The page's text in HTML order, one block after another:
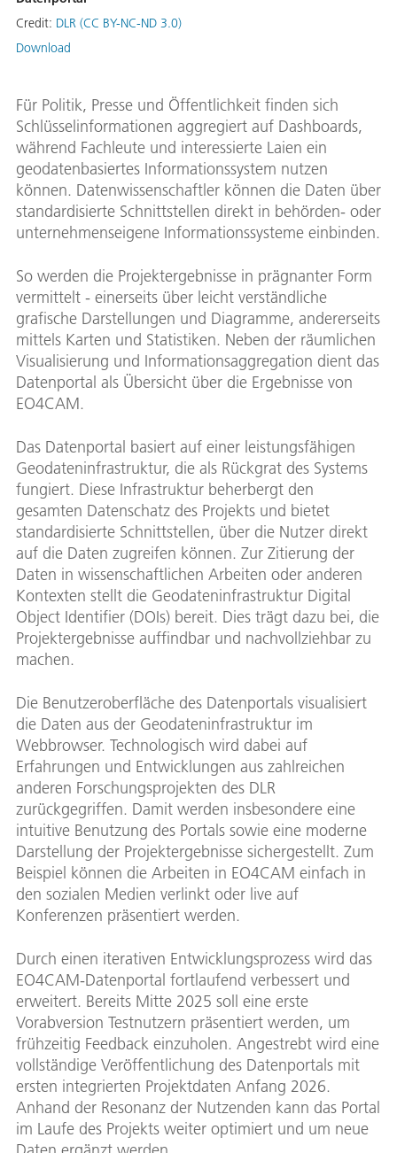
Credit: DLR (CC BY-NC-ND 3.0)
Download
Für Politik, Presse und Öffentlichkeit finden sich
Schlüsselinformationen aggregiert auf Dashboards,
während Fachleute und interessierte Laien ein
geodatenbasiertes Informationssystem nutzen
können. Datenwissenschaftler können die Daten über
standardisierte Schnittstellen direkt in behörden- oder
unternehmenseigene Informationssysteme einbinden.
So werden die Projektergebnisse in prägnanter Form
vermittelt - einerseits über leicht verständliche
grafische Darstellungen und Diagramme, andererseits
mittels Karten und Statistiken. Neben der räumlichen
Visualisierung und Informationsaggregation dient das
Datenportal als Übersicht über die Ergebnisse von
EO4CAM.
Das Datenportal basiert auf einer leistungsfähigen
Geodateninfrastruktur, die als Rückgrat des Systems
fungiert. Diese Infrastruktur beherbergt den
gesamten Datenschatz des Projekts und bietet
standardisierte Schnittstellen, über die Nutzer direkt
auf die Daten zugreifen können. Zur Zitierung der
Daten in wissenschaftlichen Arbeiten oder anderen
Kontexten stellt die Geodateninfrastruktur Digital
Object Identifier (DOIs) bereit. Dies trägt dazu bei, die
Projektergebnisse auffindbar und nachvollziehbar zu
machen.
Die Benutzeroberfläche des Datenportals visualisiert
die Daten aus der Geodateninfrastruktur im
Webbrowser. Technologisch wird dabei auf
Erfahrungen und Entwicklungen aus zahlreichen
anderen Forschungsprojekten des DLR
zurückgegriffen. Damit werden insbesondere eine
intuitive Benutzung des Portals sowie eine moderne
Darstellung der Projektergebnisse sichergestellt. Zum
Beispiel können die Arbeiten in EO4CAM einfach in
den sozialen Medien verlinkt oder live auf
Konferenzen präsentiert werden.
Durch einen iterativen Entwicklungsprozess wird das
EO4CAM-Datenportal fortlaufend verbessert und
erweitert. Bereits Mitte 2025 soll eine erste
Vorabversion Testnutzern präsentiert werden, um
frühzeitig Feedback einzuholen. Angestrebt wird eine
vollständige Veröffentlichung des Datenportals mit
ersten integrierten Projektdaten Anfang 2026.
Anhand der Resonanz der Nutzenden kann das Portal
im Laufe des Projekts weiter optimiert und um neue